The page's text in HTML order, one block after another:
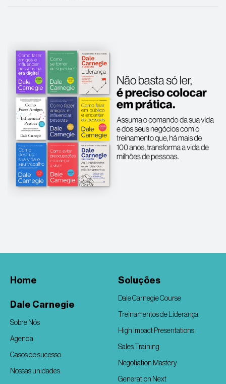
Home
Dale Carnegie
Sobre Nós
Agenda
Casos de sucesso
Nossas unidades
Soluções
Dale Carnegie Course
Treinamentos de Liderança
High Impact Presentations
Sales Training
Negotiation Mastery
Generation Next